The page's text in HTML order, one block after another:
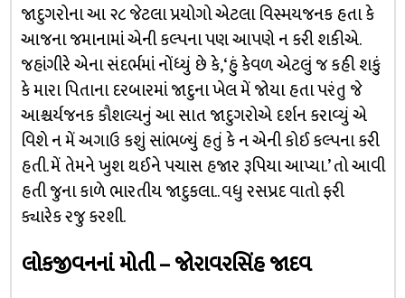
જાદુગરોના આ ૨૮ જેટલા પ્રયોગો એટલા વિસ્મયજનક હતા કે
આજના જમાનામાં એની કલ્પના પણ આપણે ન કરી શકીએ.
જહાંગીરે એના સંદર્ભમાં નોંધ્યું છે કે, ‘હું કેવળ એટલું જ કહી શકું
કે મારા પિતાના દરબારમાં જાદુના ખેલ મેં જોયા હતા પરંતુ જે
આશ્ચર્યજનક કૌશલ્યનું આ સાત જાદુગરોએ દર્શન કરાવ્યું એ
વિશે ન મેં અગાઉ કશું સાંભળ્યું હતું કે ન એની કોઈ કલ્પના કરી
હતી. મેં તેમને ખુશ થઈને પચાસ હજાર રૂપિયા આપ્યા.’ તો આવી
હતી જુના કાળે ભારતીય જાદુકલા.. વધુ રસપ્રદ વાતો ફરી
ક્યારેક રજુ કરશી.
લોકજીવનનાં મોતી – જોરાવરસિંહ જાદવ